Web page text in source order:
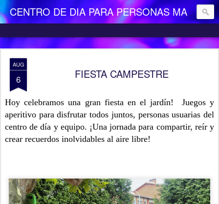
CENTRO DE DIA PARA PERSONAS MAYORES DEPENDIENTES "LA CAMOCHA"
AUG
6 FIESTA CAMPESTRE
Hoy celebramos una gran fiesta en el jardín! Juegos y
aperitivo para disfrutar todos juntos, personas usuarias del
centro de día y equipo. ¡Una jornada para compartir, reír y
crear recuerdos inolvidables al aire libre!